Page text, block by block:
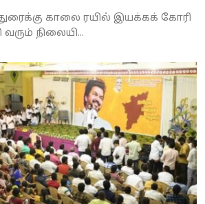
காலை ரயில் இயக்கக் கோரி
வரும் நிலையி...